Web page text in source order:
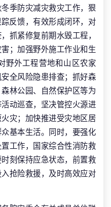
季防灾减灾救灾工作，狠
反馈，有效形成闭环，对
抓紧修复前期水毁工程，
；加强野外施工作业和生
野外工程营地和山区农家
全风险隐患排查；抓好森
林公园、自然保护区等为
动巡查，坚决管控火源进
灾；加快推进受灾地区居
基本生活。同时，要强化
工作，国家综合性消防救
刻保持应急状态，前置救
抢险救援，及时高效应对